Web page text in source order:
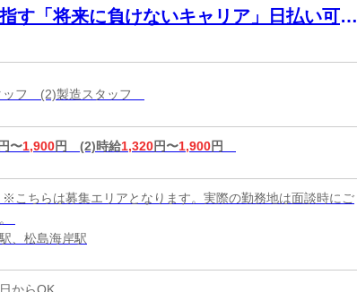
す「将来に負けないキャリア」日払い可★
ッフ (2)製造スタッフ
円〜1,900円 (2)時給1,320円〜1,900円
こちらは募集エリアとなります。実際の勤務地は面談時にご
、松島海岸駅